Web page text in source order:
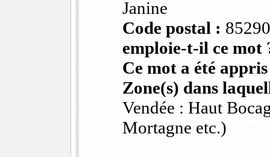
Janine
Code postal :
emploie-t-il ce mot
Ce mot a été
Zone(s) dans
Vendée : Haut
Mortagne etc.)